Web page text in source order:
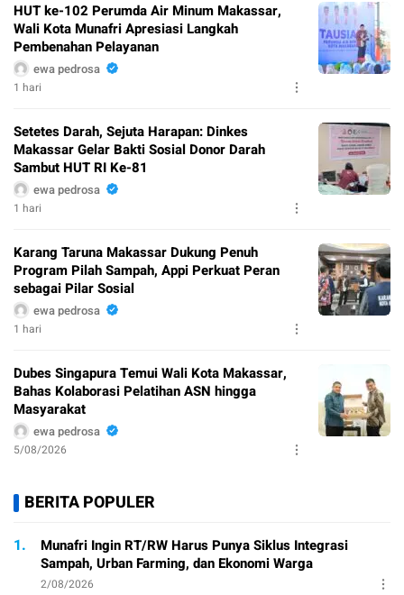
HUT ke-102 Perumda Air Minum Makassar,
Wali Kota Munafri Apresiasi Langkah
Pembenahan Pelayanan
ewa pedrosa
1 hari
Setetes Darah, Sejuta Harapan: Dinkes
Makassar Gelar Bakti Sosial Donor Darah
Sambut HUT RI Ke-81
ewa pedrosa
1 hari
Karang Taruna Makassar Dukung Penuh
Program Pilah Sampah, Appi Perkuat Peran
sebagai Pilar Sosial
ewa pedrosa
1 hari
Dubes Singapura Temui Wali Kota Makassar,
Bahas Kolaborasi Pelatihan ASN hingga
Masyarakat
ewa pedrosa
5/08/2026
BERITA POPULER
1.
Munafri Ingin RT/RW Harus Punya Siklus Integrasi
Sampah, Urban Farming, dan Ekonomi Warga
2/08/2026